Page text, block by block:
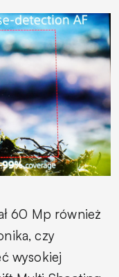
60 Mp również
czy
wysokiej